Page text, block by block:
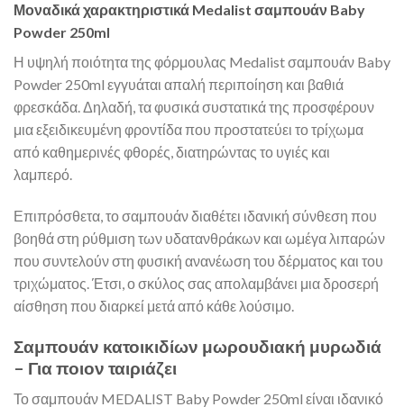
Μοναδικά χαρακτηριστικά Medalist σαμπουάν Baby
Powder 250ml
Η υψηλή ποιότητα της φόρμουλας Medalist σαμπουάν Baby
Powder 250ml εγγυάται απαλή περιποίηση και βαθιά
φρεσκάδα. Δηλαδή, τα φυσικά συστατικά της προσφέρουν
μια εξειδικευμένη φροντίδα που προστατεύει το τρίχωμα
από καθημερινές φθορές, διατηρώντας το υγιές και
λαμπερό.
Επιπρόσθετα, το σαμπουάν διαθέτει ιδανική σύνθεση που
βοηθά στη ρύθμιση των υδατανθράκων και ωμέγα λιπαρών
που συντελούν στη φυσική ανανέωση του δέρματος και του
τριχώματος. Έτσι, ο σκύλος σας απολαμβάνει μια δροσερή
αίσθηση που διαρκεί μετά από κάθε λούσιμο.
Σαμπουάν κατοικιδίων μωρουδιακή μυρωδιά
– Για ποιον ταιριάζει
Το σαμπουάν MEDALIST Baby Powder 250ml είναι ιδανικό